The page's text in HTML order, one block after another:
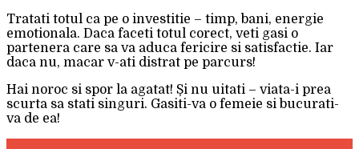
Tratati totul ca pe o investitie – timp, bani, energie
emotionala. Daca faceti totul corect, veti gasi o
partenera care sa va aduca fericire si satisfactie. Iar
daca nu, macar v-ati distrat pe parcurs!
Hai noroc si spor la agatat! Și nu uitati – viata-i prea
scurta sa stati singuri. Gasiti-va o femeie si bucurati-
va de ea!